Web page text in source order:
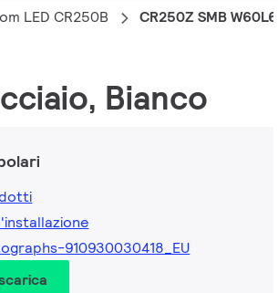
LED CR250B CR250Z SMB W60L60
Bianco
910930030418_EU